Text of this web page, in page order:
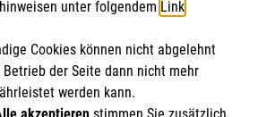
57
unter folgendem Link.
Cookies können nicht abgelehnt
Betrieb der Seite dann nicht mehr
werden kann.